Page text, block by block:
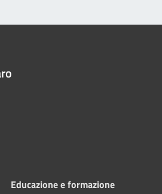
Educazione e formazione